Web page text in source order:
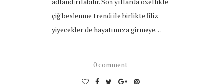
çiğ beslenme trendi ile birlikte filiz
yiyecekler de hayatımıza girmeye…
0 comment